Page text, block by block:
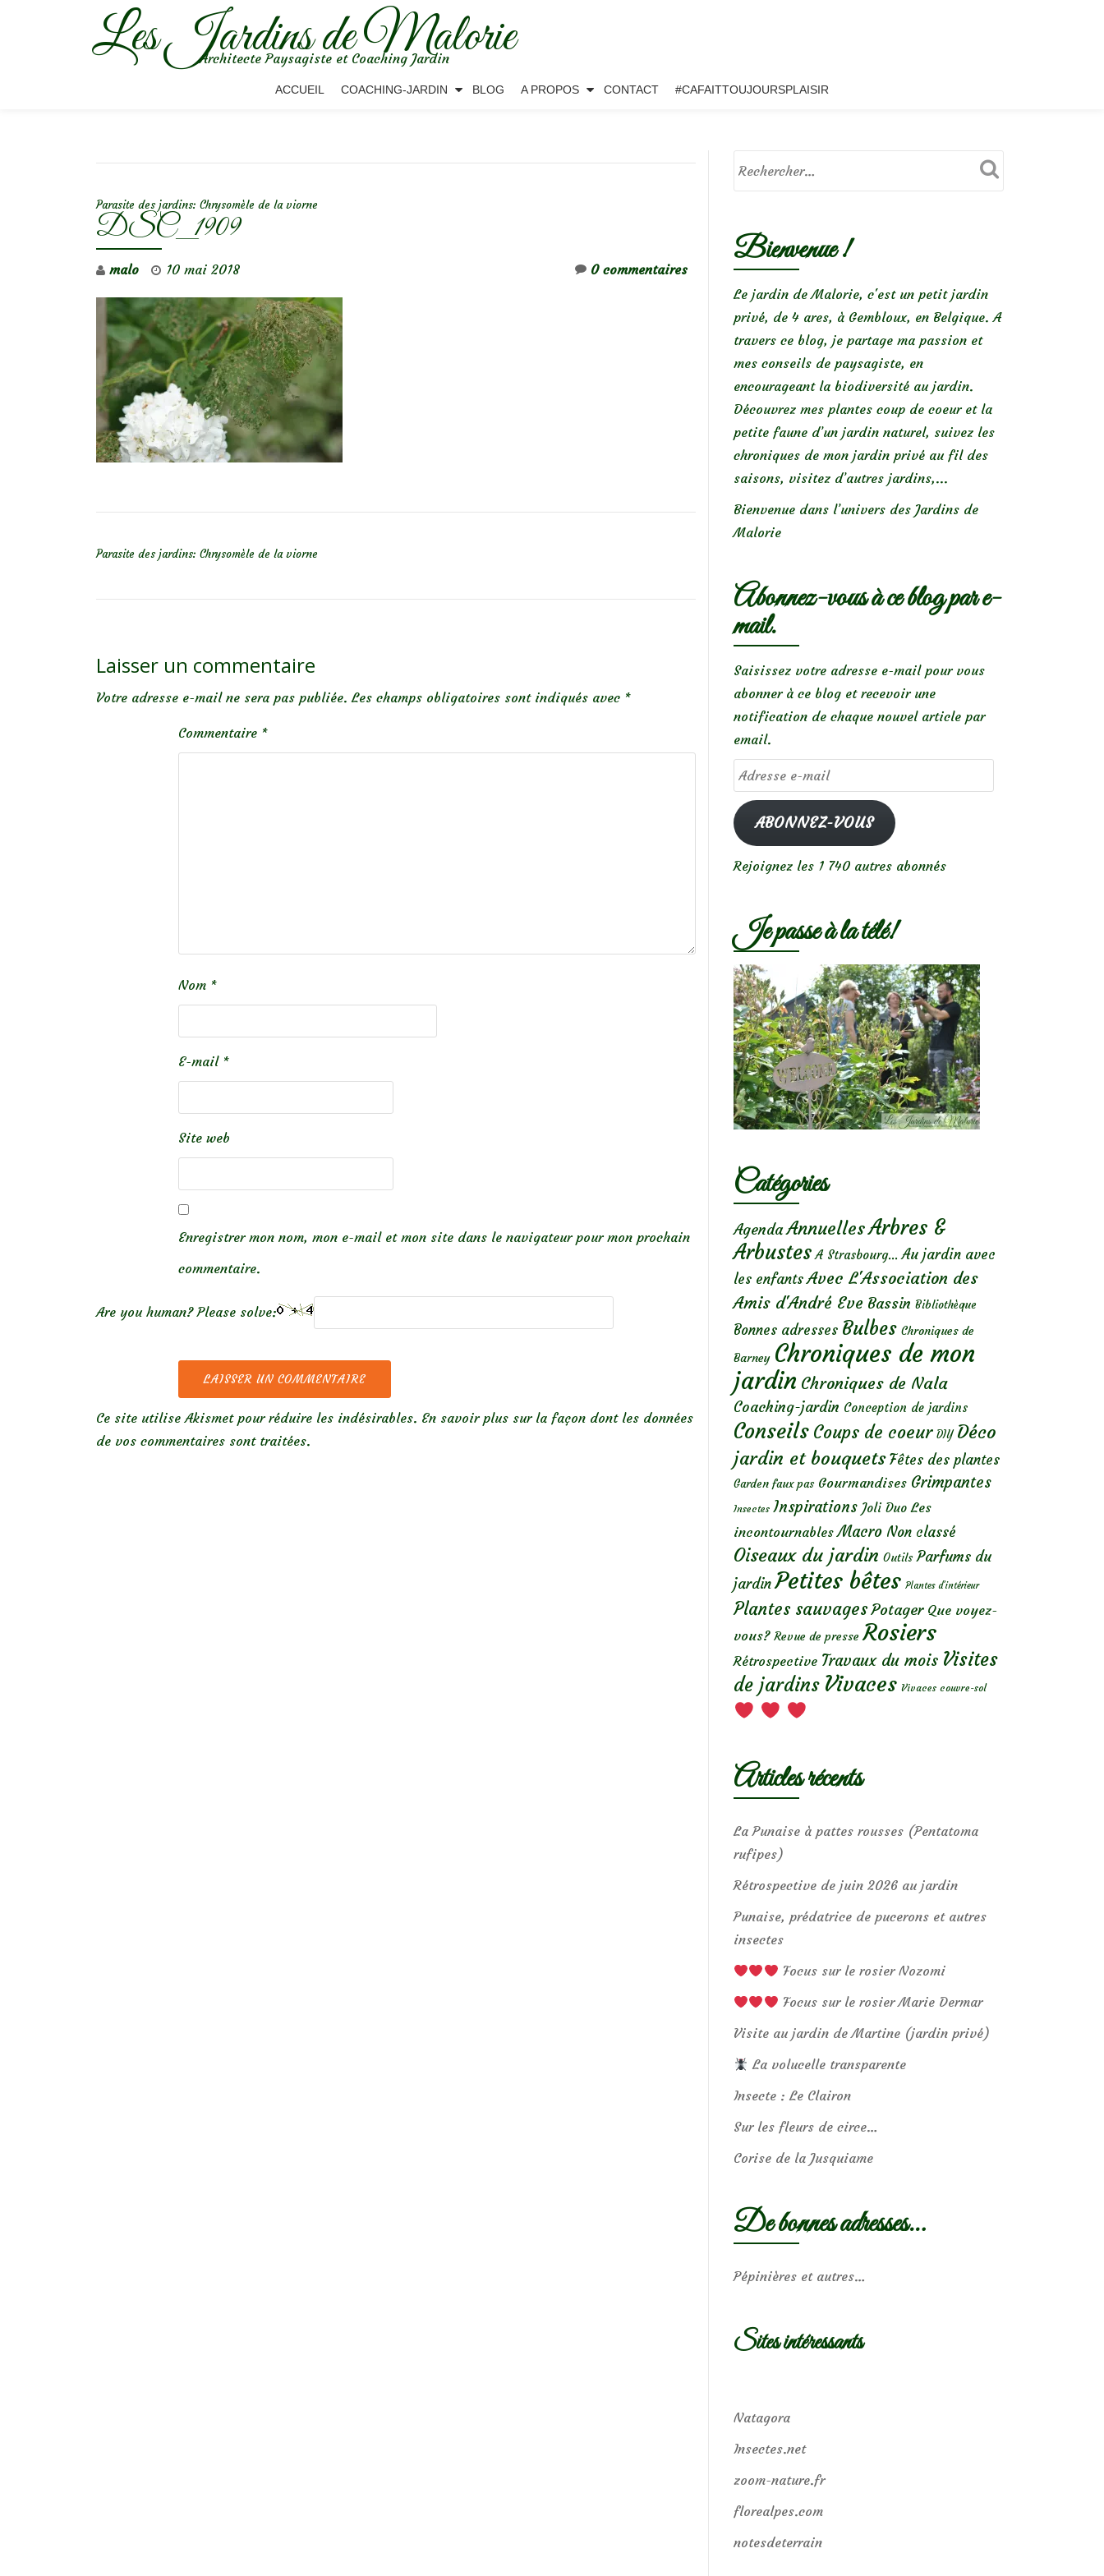
Les Jardins de Malorie
Architecte Paysagiste et Coaching Jardin
ACCUEIL COACHING-JARDIN BLOG A PROPOS CONTACT #CAFAITTOUJOURSPLAISIR
Parasite des jardins: Chrysomèle de la viorne
DSC_1909
malo 10 mai 2018 0 commentaires
Parasite des jardins: Chrysomèle de la viorne
Laisser un commentaire
Votre adresse e-mail ne sera pas publiée. Les champs obligatoires sont indiqués avec *
Commentaire *
Nom *
E-mail *
Site web
Enregistrer mon nom, mon e-mail et mon site dans le navigateur pour mon prochain
commentaire.
Are you human? Please solve:
Ce site utilise Akismet pour réduire les indésirables. En savoir plus sur la façon dont les données
de vos commentaires sont traitées.
Bienvenue !
Le jardin de Malorie, c'est un petit jardin
privé, de 4 ares, à Gembloux, en Belgique. A
travers ce blog, je partage ma passion et
mes conseils de paysagiste, en
encourageant la biodiversité au jardin.
Découvrez mes plantes coup de coeur et la
petite faune d’un jardin naturel, suivez les
chroniques de mon jardin privé au fil des
saisons, visitez d’autres jardins,...
Bienvenue dans l’univers des Jardins de
Malorie
Abonnez-vous à ce blog par e-
mail.
Saisissez votre adresse e-mail pour vous
abonner à ce blog et recevoir une
notification de chaque nouvel article par
email.
Adresse
e-
mailABONNEZ-VOUS
Rejoignez les 1 740 autres abonnés
Je passe à la télé!
Catégories
Agenda AnnuellesArbres &
Arbustes A Strasbourg... Au jardin avec
les enfants Avec L'Association des
Amis d'André Eve Bassin Bibliothèque
Bonnes adresses Bulbes Chroniques de
Barney Chroniques de mon
jardin Chroniques de Nala
Coaching-jardin Conception de jardins
Conseils Coups de coeur DIY Déco
jardin et bouquets Fêtes des plantes
Garden faux pas Gourmandises Grimpantes
Insectes Inspirations Joli Duo Les
incontournables Macro Non classé
Oiseaux du jardin Outils Parfums du
jardin Petites bêtes Plantes d’intérieur
Plantes sauvages Potager Que voyez-
vous? Revue de presse Rosiers
Rétrospective Travaux du mois Visites
de jardins Vivaces Vivaces couvre-sol
Articles récents
La Punaise à pattes rousses (Pentatoma
rufipes)
Rétrospective de juin 2026 au jardin
Punaise, prédatrice de pucerons et autres
insectes
Focus sur le rosier Nozomi
Focus sur le rosier Marie Dermar
Visite au jardin de Martine (jardin privé)
La volucelle transparente
Insecte : Le Clairon
Sur les fleurs de circe…
Corise de la Jusquiame
De bonnes adresses…
Pépinières et autres…
Sites intéressants
Natagora
Insectes.net
zoom-nature.fr
florealpes.com
notesdeterrain